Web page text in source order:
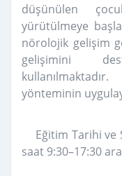
düşünülen
yürütülmeye
nörolojik gelişim
gelişimini
yönteminin
Eğitim Tarihi ve
saat 9:30–17:30